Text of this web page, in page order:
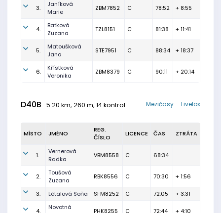
3.
Janíková
Marie
ZBM7852 C 78:52 + 8:55
4.
Baťková
Zuzana
TZL8151 C 81:38 + 11:41
5.
Matoušková
Jana
STE7951 C 88:34 + 18:37
6.
Křístková
Veronika
ZBM8379 C 90:11 + 20:14
D40B 5.20 km, 260 m, 14 kontrol Livelox
Mezičasy
MÍSTO JMÉNO
REG.
ČÍSLO
LICENCE ČAS ZTRÁTA
1.
Vernerová
Radka
VBM8558 C 68:34
2.
Toušová
Zuzana
RBK8556 C 70:30 + 1:56
3. Létalová Soňa SFM8252 C 72:05 + 3:31
4.
Novotná
PHK8255 C 72:44 + 4:10